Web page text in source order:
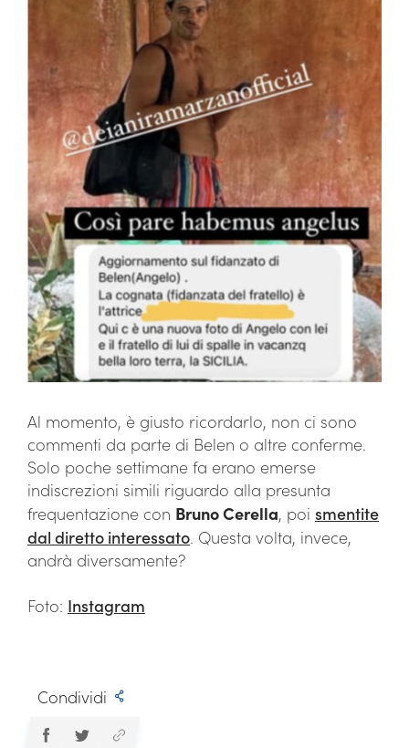
Al momento, è giusto ricordarlo, non ci sono
commenti da parte di Belen o altre conferme.
Solo poche settimane fa erano emerse
indiscrezioni simili riguardo alla presunta
frequentazione con Bruno Cerella, poi smentite
dal diretto interessato. Questa volta, invece,
andrà diversamente?
Foto: Instagram
Condividi